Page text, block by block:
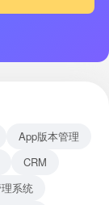
App版本管理
CRM
系统